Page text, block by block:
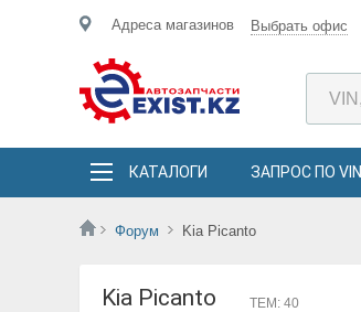
Адреса магазинов Выбрать офис
КАТАЛОГИ ЗАПРОС ПО VIN
Форум Kia Picanto
Kia Picanto ТЕМ: 40